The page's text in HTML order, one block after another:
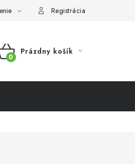
od zmluvyRegistrácia
NÁKUPNÝ
Prázdny košík